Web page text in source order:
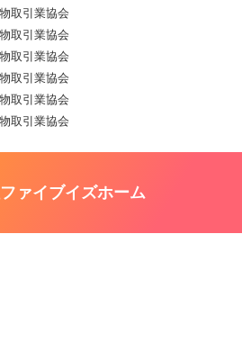
取引業協会
取引業協会
取引業協会
取引業協会
取引業協会
取引業協会
ァイブイズホーム